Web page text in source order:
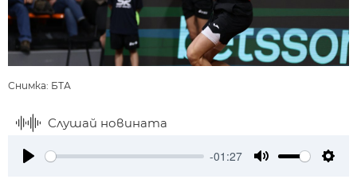
Снимка: БТА
Слушай новината
-01:27